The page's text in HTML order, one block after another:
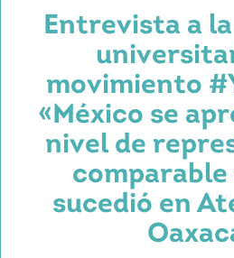
desmesurada repressió
manifestacions, que el
Entrevista a
movimiento
«México se
nivel de
comparable
sucedió en